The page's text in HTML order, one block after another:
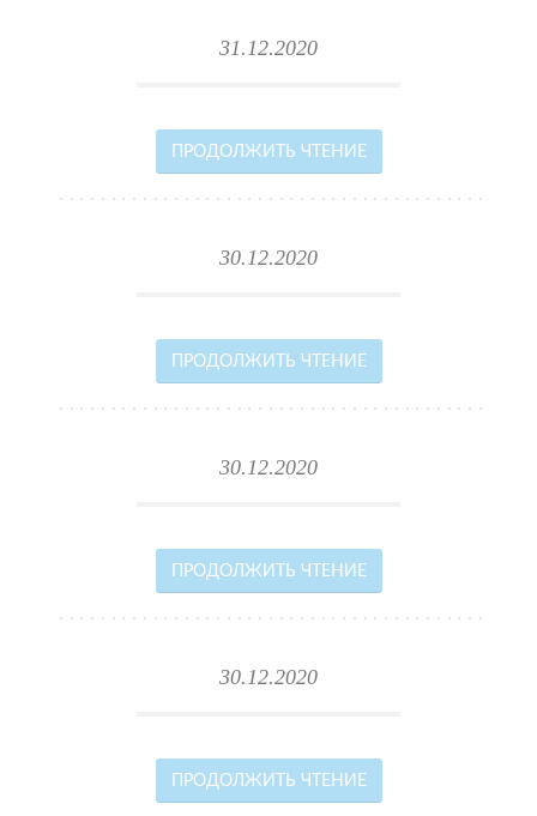
31.12.2020
ПРОДОЛЖИТЬ ЧТЕНИЕ
30.12.2020
ПРОДОЛЖИТЬ ЧТЕНИЕ
30.12.2020
ПРОДОЛЖИТЬ ЧТЕНИЕ
30.12.2020
ПРОДОЛЖИТЬ ЧТЕНИЕ